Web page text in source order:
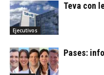
Ejecutivos
Teva con
Pases: